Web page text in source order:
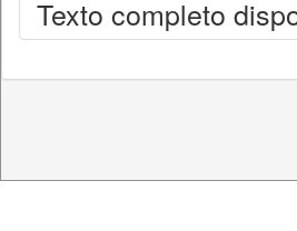
Texto completo